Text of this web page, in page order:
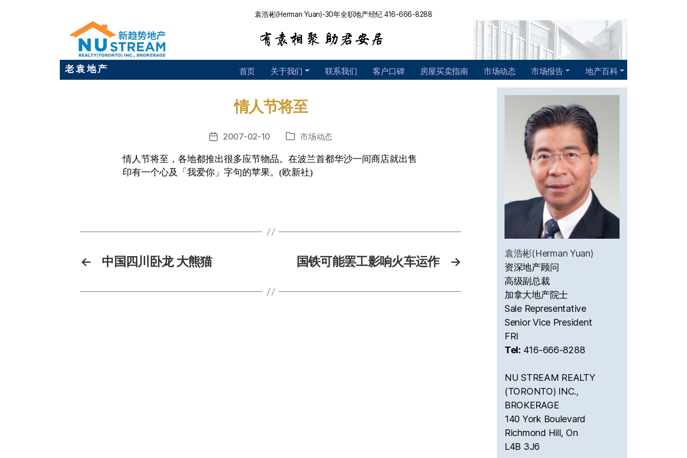
袁浩彬(Herman Yuan)-30年全职地产经纪 416-666-8288
老 袁 地 产 首页 关于我们 联系我们 客户口碑 房屋买卖指南 市场动态 市场报告 地产百科
情人节将至
发
日
期
2007-02-10
分 市场动态
情人节将至，各地都推出很多应节物品。在波兰首都华沙一间商店就出售
印有一个心及「我爱你」字句的苹果。 (欧新社)
← 中国四川卧龙 大熊猫 →
国铁可能罢工影响火车运作
袁浩彬(Herman Yuan)
资深地产顾问
高级副总裁
加拿大地产院士
Sale Representative
Senior Vice President
FRI
Tel: 416-666-8288
NU STREAM REALTY
(TORONTO) INC.,
BROKERAGE
140 York Boulevard
Richmond Hill, On
L4B 3J6